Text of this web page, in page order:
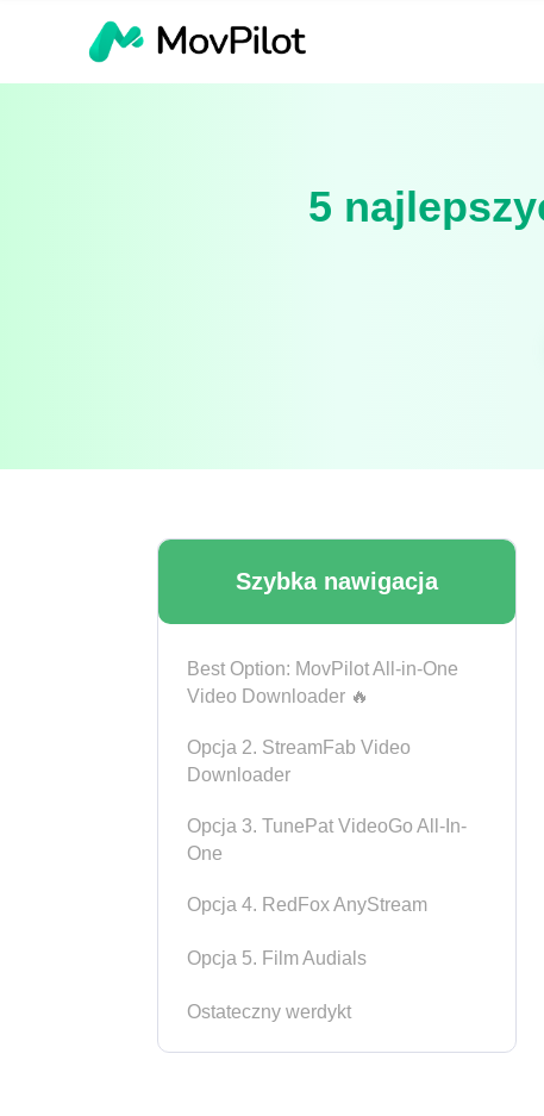
5
Szybka nawigacja
Best Option: MovPilot All-in-One
Video Downloader 🔥
Opcja 2. StreamFab Video
Downloader
Opcja 3. TunePat VideoGo All-In-
One
Opcja 4. RedFox AnyStream
Opcja 5. Film Audials
Ostateczny werdykt